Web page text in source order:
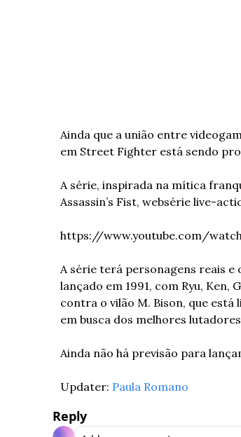
Ainda que a união entre
em Street Fighter está sendo
A série, inspirada na mítica
Assassin’s Fist, websérie live-
https://www.youtube.com/
A série terá personagens reais
lançado em 1991, com Ryu,
contra o vilão M. Bison, que
em busca dos melhores
Ainda não há previsão para
Updater: Paula Romano
Reply